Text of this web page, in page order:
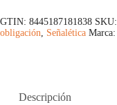
GTIN: 8445187181838 SKU:
obligación, Señalética Marca:
Descripción